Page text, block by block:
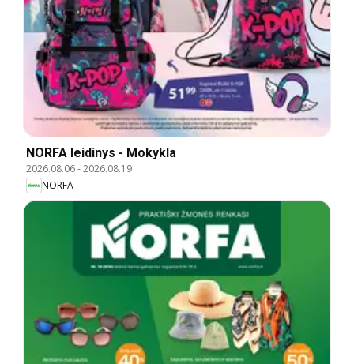
NORFA leidinys - Mokykla
2026.08.06-2026.08.19
NORFA